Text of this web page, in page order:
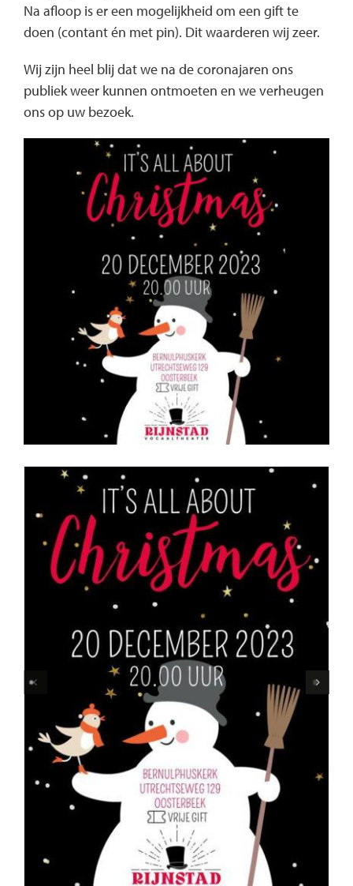
Na afloop is er een mogelijkheid om een gift te
doen (contant én met pin). Dit waarderen wij zeer.
Wij zijn heel blij dat we na de coronajaren ons
publiek weer kunnen ontmoeten en we verheugen
ons op uw bezoek.